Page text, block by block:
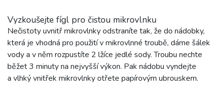
Vyzkoušejte fígl pro čistou mikrovlnku
Nečistoty uvnitř mikrovlnky odstraníte tak, že do nádobky,
která je vhodná pro použití v mikrovlnné troubě, dáme šálek
vody a v něm rozpustíte 2 lžíce jedlé sody. Troubu nechte
běžet 3 minuty na nejvyšší výkon. Pak nádobu vyndejte
a vlhký vnitřek mikrovlnky otřete papírovým ubrouskem.